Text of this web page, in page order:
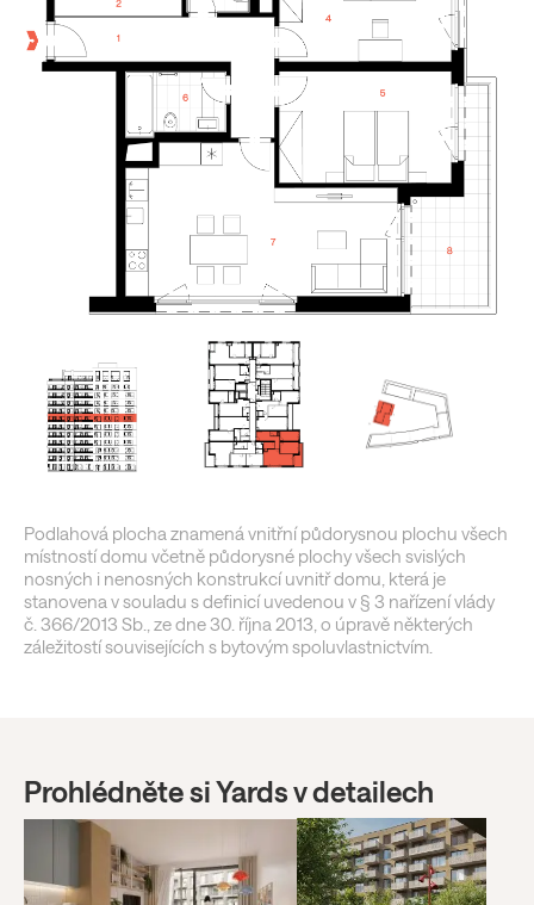
Podlahová plocha znamená vnitřní půdorysnou plochu všech
místností domu včetně půdorysné plochy všech svislých
nosných i nenosných konstrukcí uvnitř domu, která je
stanovena v souladu s definicí uvedenou v § 3 nařízení vlády
č. 366/2013 Sb., ze dne 30. října 2013, o úpravě některých
záležitostí souvisejících s bytovým spoluvlastnictvím.
Prohlédněte si Yards v detailech